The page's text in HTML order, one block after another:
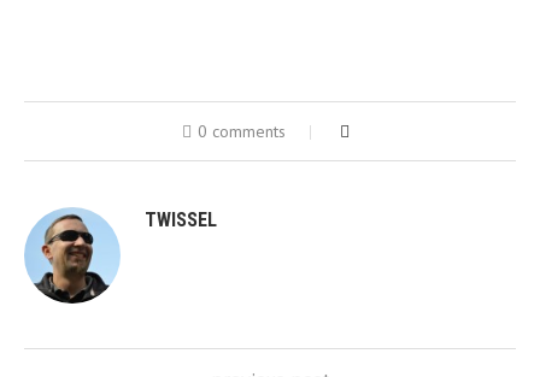
0 comments
TWISSEL